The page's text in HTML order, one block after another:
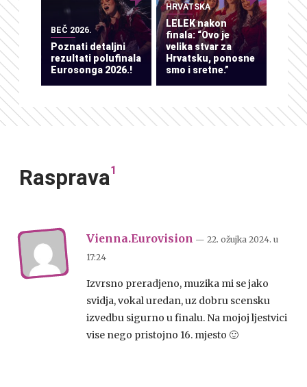
BEČ 2026.
Poznati detaljni
rezultati polufinala
Eurosonga 2026.!
HRVATSKA
LELEK nakon
finala: “Ovo je
velika stvar za
Hrvatsku, ponosne
smo i sretne.”
Rasprava1
Vienna.Eurovision — 22. ožujka 2024. u
17:24
Izvrsno preradjeno, muzika mi se jako
svidja, vokal uredan, uz dobru scensku
izvedbu sigurno u finalu. Na mojoj ljestvici
vise nego pristojno 16. mjesto 🙂